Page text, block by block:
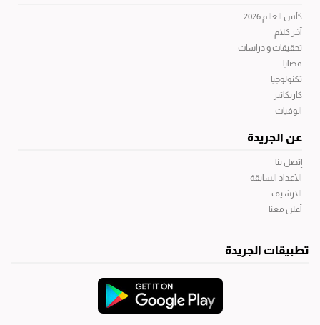
كأس العالم 2026
آخر كلام
تحقيقات و دراسات
قضايا
تكنولوجيا
كاريكاتير
الوفيات
عن الجريدة
إتصل بنا
الأعداد السابقة
الارشيف
أعلن معنا
تطبيقات الجريدة